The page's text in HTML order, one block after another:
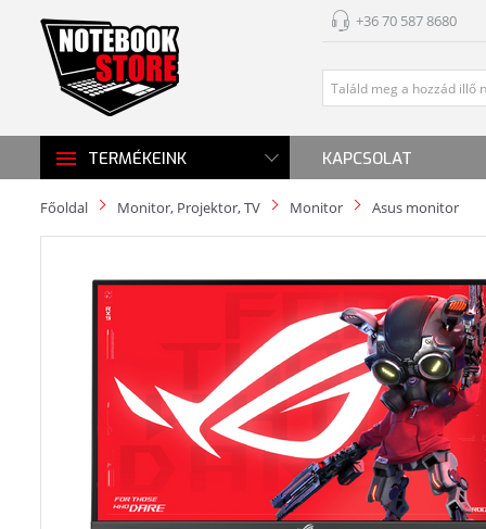
+36 70 587 8680
TERMÉKEINK KAPCSOLAT
Főoldal Monitor, Projektor, TV Monitor Asus monitor